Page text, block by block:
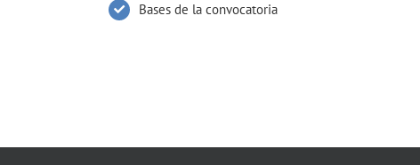
Bases de la convocatoria